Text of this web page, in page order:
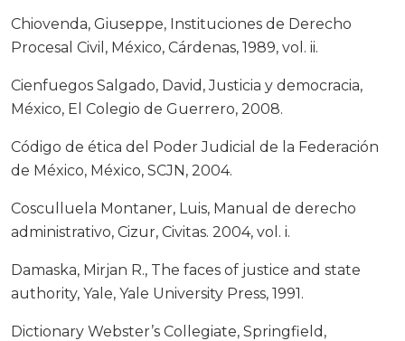
Chiovenda, Giuseppe, Instituciones de Derecho
Procesal Civil, México, Cárdenas, 1989, vol. ii.
Cienfuegos Salgado, David, Justicia y democracia,
México, El Colegio de Guerrero, 2008.
Código de ética del Poder Judicial de la Federación
de México, México, SCJN, 2004.
Cosculluela Montaner, Luis, Manual de derecho
administrativo, Cizur, Civitas. 2004, vol. i.
Damaska, Mirjan R., The faces of justice and state
authority, Yale, Yale University Press, 1991.
Dictionary Webster’s Collegiate, Springfield,